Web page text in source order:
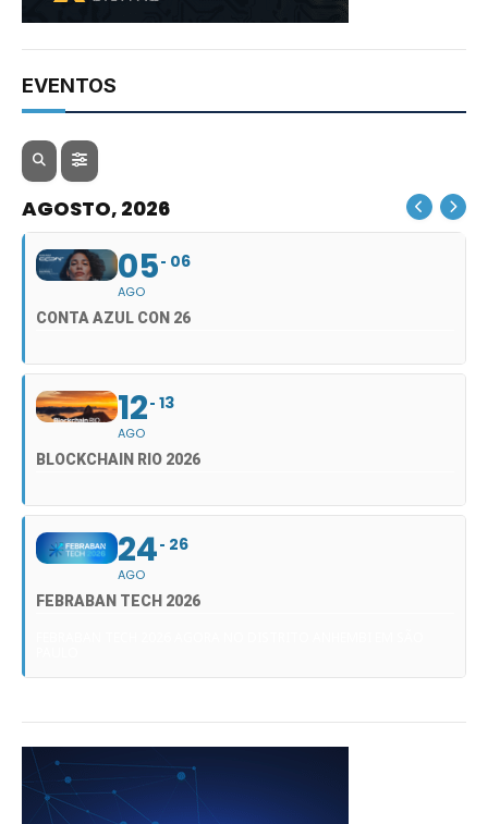
EVENTOS
AGOSTO, 2026
05
AGO
06
CONTA AZUL CON 26
12
AGO
13
BLOCKCHAIN RIO 2026
24
AGO
26
FEBRABAN TECH 2026